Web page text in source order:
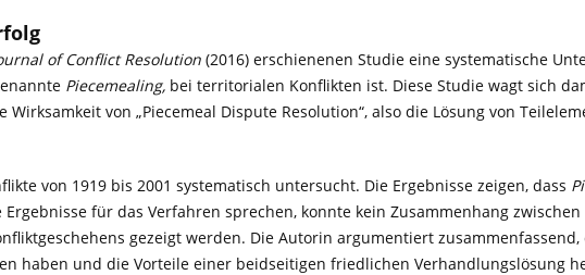
of Conflict Resolution (2016) erschienenen Studie eine systematische
Piecemealing, bei territorialen Konflikten ist. Diese Studie wagt sich
von „Piecemeal Dispute Resolution“, also die Lösung von
von 1919 bis 2001 systematisch untersucht. Die Ergebnisse zeigen, dass
für das Verfahren sprechen, konnte kein Zusammenhang
gezeigt werden. Die Autorin argumentiert
haben und die Vorteile einer beidseitigen friedlichen Verhandlungslösung